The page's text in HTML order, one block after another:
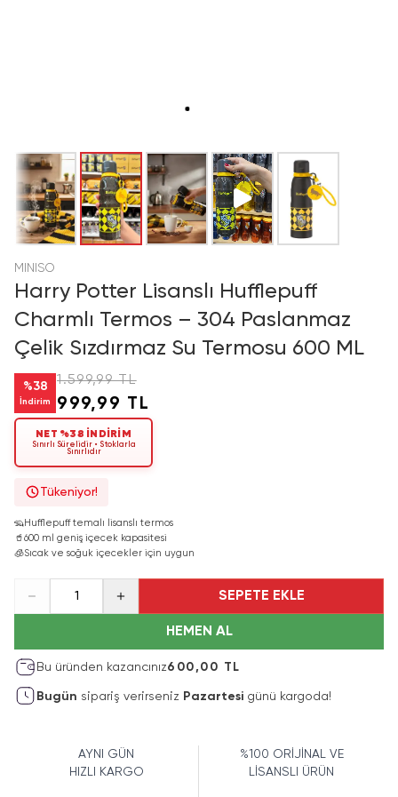
MINISO
Harry Potter Lisanslı Hufflepuff
Charmlı Termos – 304 Paslanmaz
Çelik Sızdırmaz Su Termosu 600 ML
%38
İndirim
1.599,99 TL
999,99 TL
NET %38 İNDİRİM
Sınırlı Sürelidir • Stoklarla
Sınırlıdır
Tükeniyor!
🦡Hufflepuff temalı lisanslı termos
🥤600 ml geniş içecek kapasitesi
🧊Sıcak ve soğuk içecekler için uygun
1 SEPETE EKLE
HEMEN AL
Bu üründen kazancınız600,00 TL
Bugün sipariş verirseniz Pazartesi günü kargoda!
AYNI GÜN
HIZLI KARGO
%100 ORİJİNAL VE
LİSANSLI ÜRÜN